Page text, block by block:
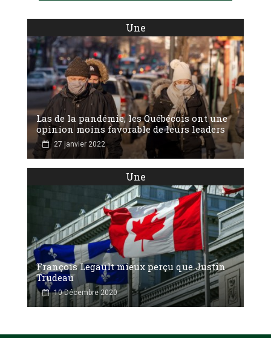
Une
Las de la pandémie, les Québécois ont une
opinion moins favorable de leurs leaders
27 janvier 2022
Une
François Legault mieux perçu que Justin
Trudeau
10 Décembre 2020